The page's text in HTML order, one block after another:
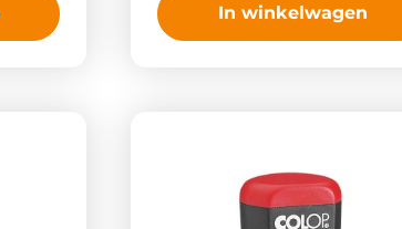
In winkelwagen